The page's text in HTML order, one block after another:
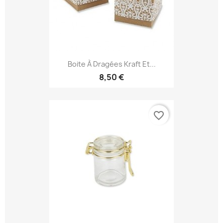
Boite À Dragées Kraft Et...
8,50 €
favorite_border